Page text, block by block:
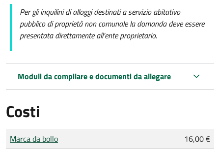
Per gli inquilini di alloggi destinati a servizio abitativo
pubblicodi proprietà non comunale la domanda deve essere
presentata direttamente all’ente proprietario.
Moduli da compilare e documenti da allegare
Costi
Tipo di pagamento
Importo
Marca da bollo 16,00 €